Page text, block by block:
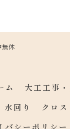
休
ム 大工工事
水回り クロス
バシーポリシー